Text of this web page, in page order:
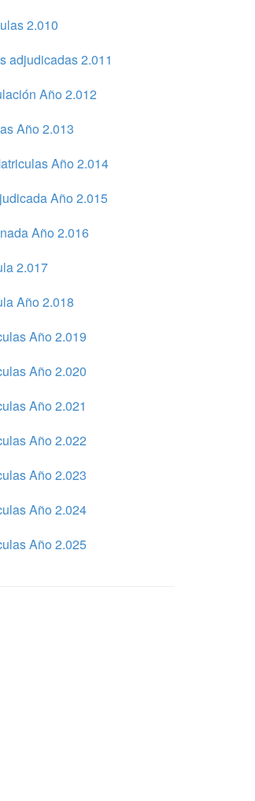
2.010
adjudicadas 2.011
Año 2.012
Año 2.013
Año 2.014
Año 2.015
Año 2.016
2.017
Año 2.018
Año 2.019
Año 2.020
Año 2.021
Año 2.022
Año 2.023
Año 2.024
Año 2.025